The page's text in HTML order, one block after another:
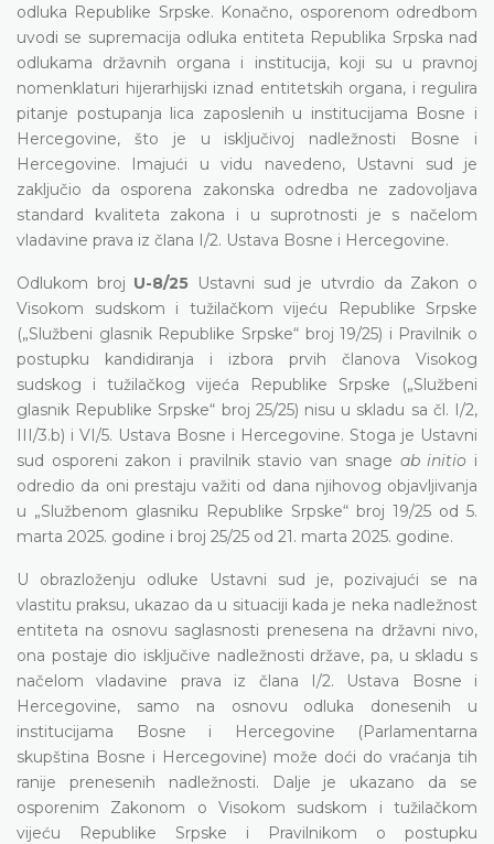
odluka Republike Srpske. Konačno, osporenom odredbom
uvodi se supremacija odluka entiteta Republika Srpska nad
odlukama državnih organa i institucija, koji su u pravnoj
nomenklaturi hijerarhijski iznad entitetskih organa, i regulira
pitanje postupanja lica zaposlenih u institucijama Bosne i
Hercegovine, što je u isključivoj nadležnosti Bosne i
Hercegovine. Imajući u vidu navedeno, Ustavni sud je
zaključio da osporena zakonska odredba ne zadovoljava
standard kvaliteta zakona i u suprotnosti je s načelom
vladavine prava iz člana I/2. Ustava Bosne i Hercegovine.
Odlukom broj U-8/25 Ustavni sud je utvrdio da Zakon o
Visokom sudskom i tužilačkom vijeću Republike Srpske
(„Službeni glasnik Republike Srpske“ broj 19/25) i Pravilnik o
postupku kandidiranja i izbora prvih članova Visokog
sudskog i tužilačkog vijeća Republike Srpske („Službeni
glasnik Republike Srpske“ broj 25/25) nisu u skladu sa čl. I/2,
III/3.b) i VI/5. Ustava Bosne i Hercegovine. Stoga je Ustavni
sud osporeni zakon i pravilnik stavio van snage ab initio i
odredio da oni prestaju važiti od dana njihovog objavljivanja
u „Službenom glasniku Republike Srpske“ broj 19/25 od 5.
marta 2025. godine i broj 25/25 od 21. marta 2025. godine.
U obrazloženju odluke Ustavni sud je, pozivajući se na
vlastitu praksu, ukazao da u situaciji kada je neka nadležnost
entiteta na osnovu saglasnosti prenesena na državni nivo,
ona postaje dio isključive nadležnosti države, pa, u skladu s
načelom vladavine prava iz člana I/2. Ustava Bosne i
Hercegovine, samo na osnovu odluka donesenih u
institucijama Bosne i Hercegovine (Parlamentarna
skupština Bosne i Hercegovine) može doći do vraćanja tih
ranije prenesenih nadležnosti. Dalje je ukazano da se
osporenim Zakonom o Visokom sudskom i tužilačkom
vijeću Republike Srpske i Pravilnikom o postupku